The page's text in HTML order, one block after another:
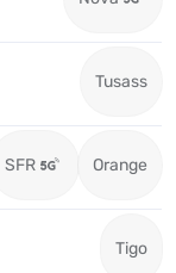
Tusass
SFR Orange
Tigo